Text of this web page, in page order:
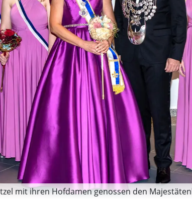
mit ihren Hofdamen genossen den